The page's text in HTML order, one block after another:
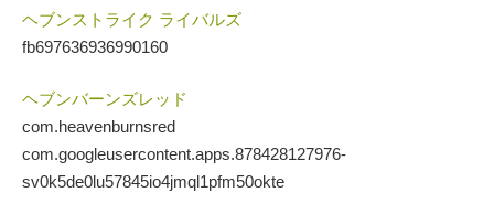
ヘブンストライク ライバルズ
fb697636936990160
ヘブンバーンズレッド
com.heavenburnsred
com.googleusercontent.apps.878428127976-
sv0k5de0lu57845io4jmql1pfm50okte